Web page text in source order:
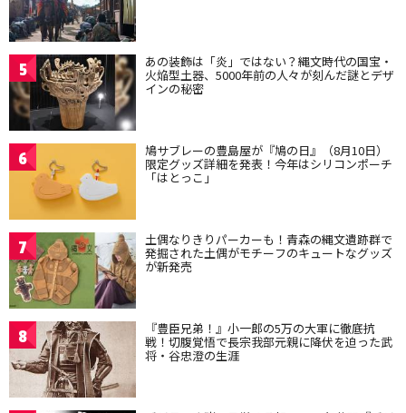
5 あの装飾は「炎」ではない？縄文時代の国宝・
火焔型土器、5000年前の人々が刻んだ謎とデザ
インの秘密
6 鳩サブレーの豊島屋が『鳩の日』（8月10日）
限定グッズ詳細を発表！今年はシリコンポーチ
「はとっこ」
7 土偶なりきりパーカーも！青森の縄文遺跡群で
発掘された土偶がモチーフのキュートなグッズ
が新発売
8 『豊臣兄弟！』小一郎の5万の大軍に徹底抗
戦！切腹覚悟で長宗我部元親に降伏を迫った武
将・谷忠澄の生涯